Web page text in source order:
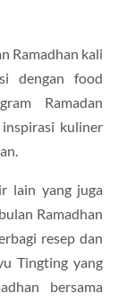
Ramadhan kali
dengan food
Ramadan
kuliner
lain yang juga
Ramadhan
resep dan
Tingting yang
bersama